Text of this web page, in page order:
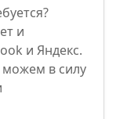
и
и Яндекс.
в силу